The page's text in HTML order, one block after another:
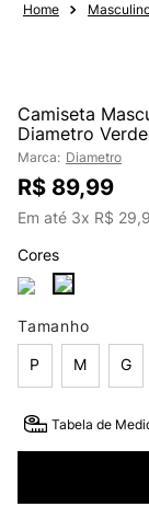
Camiseta
Diametro Verde
Marca: Diametro
R$ 89,99
Em até 3x R$ 29,
Cores
Tamanho
P M G
Tabela de